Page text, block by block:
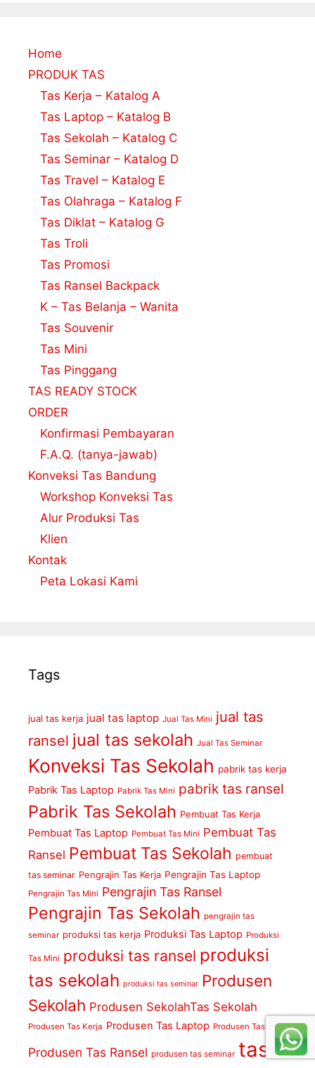
Home
PRODUK TAS
Tas Kerja – Katalog A
Tas Laptop – Katalog B
Tas Sekolah – Katalog C
Tas Seminar – Katalog D
Tas Travel – Katalog E
Tas Olahraga – Katalog F
Tas Diklat – Katalog G
Tas Troli
Tas Promosi
Tas Ransel Backpack
K – Tas Belanja – Wanita
Tas Souvenir
Tas Mini
Tas Pinggang
TAS READY STOCK
ORDER
Konfirmasi Pembayaran
F.A.Q. (tanya-jawab)
Konveksi Tas Bandung
Workshop Konveksi Tas
Alur Produksi Tas
Klien
Kontak
Peta Lokasi Kami
Tags
jual tas kerja jual tas laptop Jual Tas Mini jual tas
ransel jual tas sekolah Jual Tas Seminar
Konveksi Tas Sekolah pabrik tas kerja
Pabrik Tas Laptop Pabrik Tas Mini pabrik tas ransel
Pabrik Tas Sekolah Pembuat Tas Kerja
Pembuat Tas Laptop Pembuat Tas Mini Pembuat Tas
Ransel Pembuat Tas Sekolah pembuat
tas seminar Pengrajin Tas Kerja Pengrajin Tas Laptop
Pengrajin Tas Mini Pengrajin Tas Ransel
Pengrajin Tas Sekolah pengrajin tas
seminar produksi tas kerja Produksi Tas Laptop Produksi
Tas Mini produksi tas ransel produksi
tas sekolah produksi tas seminar Produsen
Sekolah Produsen SekolahTas Sekolah
Produsen Tas Kerja Produsen Tas Laptop Produsen Tas Mini
Produsen Tas Ransel produsen tas seminar tas